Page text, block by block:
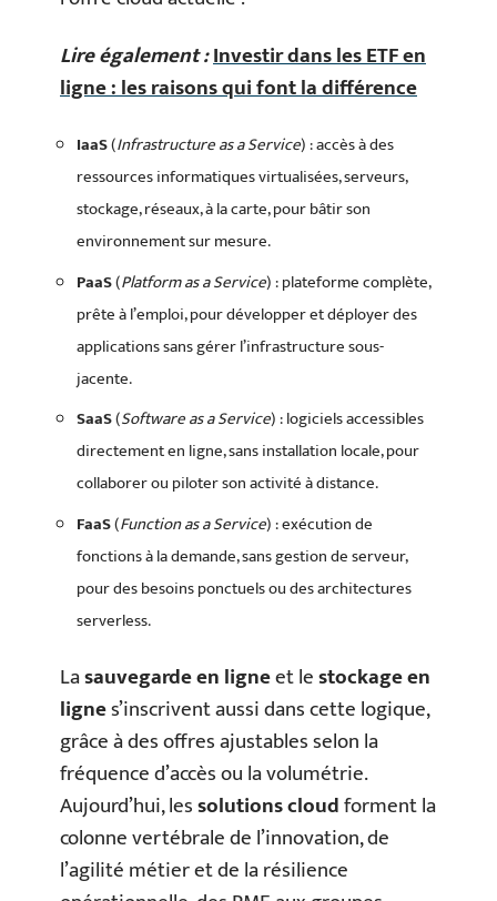
Lire également :Investir dans les ETF en
ligne : les raisons qui font la différence
IaaS(Infrastructure as a Service) : accès à des
ressources informatiques virtualisées, serveurs,
stockage, réseaux, à la carte, pour bâtir son
environnement sur mesure.
PaaS(Platform as a Service) : plateforme complète,
prête à l’emploi, pour développer et déployer des
applications sans gérer l’infrastructure sous-
jacente.
SaaS(Software as a Service) : logiciels accessibles
directement en ligne, sans installation locale, pour
collaborer ou piloter son activité à distance.
FaaS(Function as a Service) : exécution de
fonctions à la demande, sans gestion de serveur,
pour des besoins ponctuels ou des architectures
serverless.
Lasauvegarde en ligneet lestockage en
lignes’inscrivent aussi dans cette logique,
grâce à des offres ajustables selon la
fréquence d’accès ou la volumétrie.
Aujourd’hui, lessolutions cloudforment la
colonne vertébrale de l’innovation, de
l’agilité métier et de la résilience